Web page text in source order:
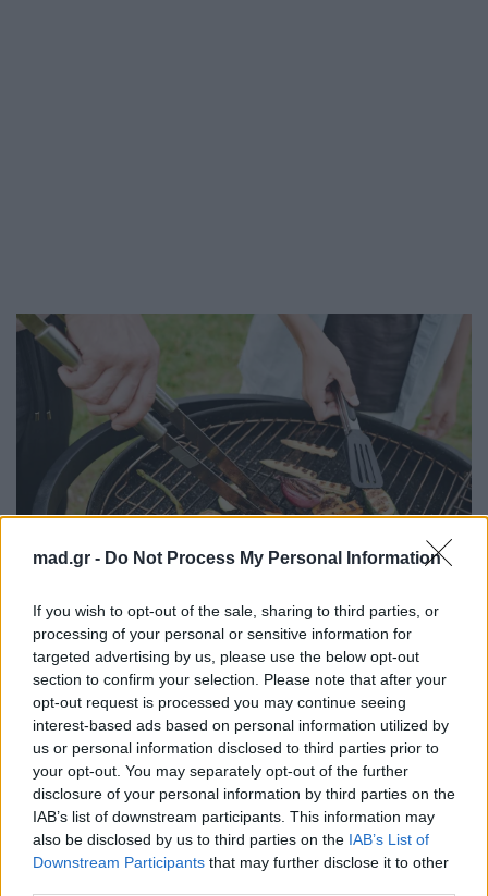
mad.gr - Do Not Process My Personal Information
If you wish to opt-out of the sale, sharing to third parties, or
processing of your personal or sensitive information for
targeted advertising by us, please use the below opt-out
section to confirm your selection. Please note that after your
opt-out request is processed you may continue seeing
interest-based ads based on personal information utilized by
us or personal information disclosed to third parties prior to
your opt-out. You may separately opt-out of the further
disclosure of your personal information by third parties on the
IAB’s list of downstream participants. This information may
also be disclosed by us to third parties on the IAB’s List of
Downstream Participants that may further disclose it to other
pexels.com
Ιχθύες
Ο Ιχθύς θα αφιερωθεί στην ατμόσφαιρα. Κεριά,
μουσική και χαλαρή διάθεση. Στην Τσικνοπέμπτη
δεν τρέχει για το κρέας, τρέχει για τη μαγεία της
στιγμής.